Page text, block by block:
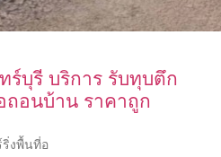
ร์บุรี บริการ รับทุบตึก
ถอนบ้าน ราคาถูก
ริ่งพื้นที่อ